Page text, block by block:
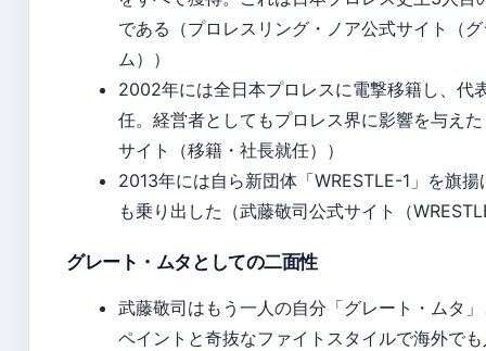
である（プロレスリング・ノア公式サイト（
ム））
2002年には全日本プロレスに電撃移籍し、代
任。経営者としてもプロレス界に影響を与え
サイト（移籍・社長就任））
2013年には自ら新団体「WRESTLE-1」を旗
も乗り出した（武藤敬司公式サイト（
グレート・ムタとしての二面性
武藤敬司はもう一人の自分「グレート・ムタ
ペイントと奇抜なファイトスタイルで海外で